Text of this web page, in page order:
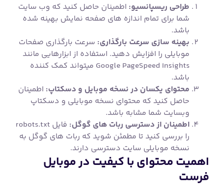
طراحی ریسپانسیو: اطمینان حاصل کنید که وب سایت
شما برای تمام اندازه های صفحه نمایش بهینه شده
باشد.
بهینه سازی سرعت بارگذاری: سرعت بارگذاری صفحات
موبایلی را افزایش دهید. استفاده از ابزارهایی مانند
Google PageSpeed Insights میتواند کمک کننده
باشد.
محتوای یکسان در نسخه موبایل و دسکتاپ: اطمینان
حاصل کنید که محتوای نسخه موبایلی و دسکتاپ
وبسایت شما مشابه باشد.
اطمینان از دسترسی ربات های گوگل:
فایل robots.txt
را بررسی کنید تا مطمئن شوید که ربات های گوگل به
نسخه موبایلی سایت دسترسی دارند.
اهمیت محتوای با کیفیت در موبایل
فرست